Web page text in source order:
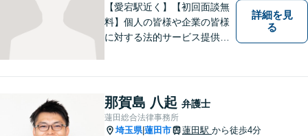
【愛宕駅近く】【初回面談無
料】個人の皆様や企業の皆様
に対する法的サービス提供に
務など、幅広く対応します。
【当日／夜間／休日対応可】
お気軽にご相談ください。
詳細を見
る
那賀島 八起 弁護士
蓮田総合法律事務所
埼玉県|蓮田市 蓮田駅 から徒歩4分